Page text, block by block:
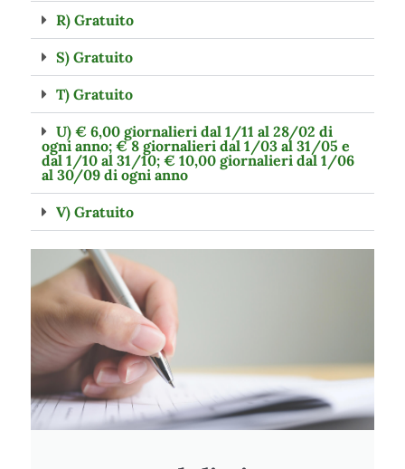
R) Gratuito
S) Gratuito
T) Gratuito
U) € 6,00 giornalieri dal 1/11 al 28/02 di
ogni anno; € 8 giornalieri dal 1/03 al 31/05 e
dal 1/10 al 31/10; € 10,00 giornalieri dal 1/06
al 30/09 di ogni anno
V) Gratuito